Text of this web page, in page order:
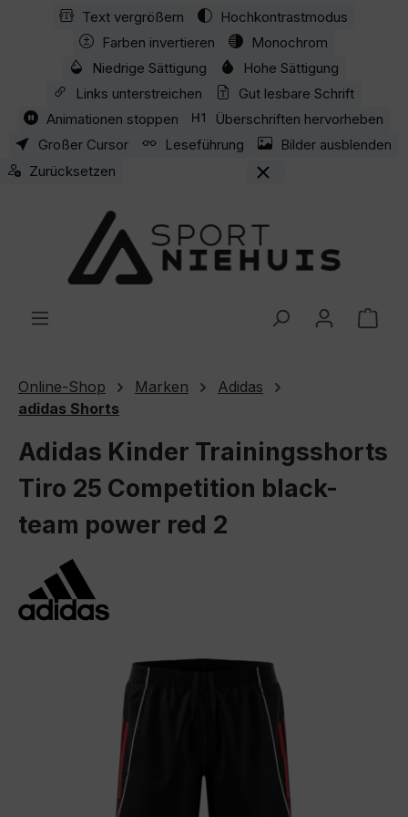
Zum Hauptinhalt springen
Text vergrößern
Hochkontrastmodus
Farben invertieren
Monochrom
Niedrige Sättigung
Hohe Sättigung
Links unterstreichen
Gut lesbare Schrift
Animationen stoppen
Überschriften hervorheben
Großer Cursor
Leseführung
Bilder ausblenden
Zurücksetzen
Online-Shop Marken
Adidas
adidas Shorts
Adidas Kinder Trainingsshorts
Tiro 25 Competition black-
team power red 2
Bildergalerie überspringen